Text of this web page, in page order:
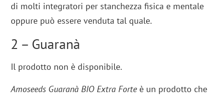
di molti integratori per stanchezza fisica e mentale
oppure può essere venduta tal quale.
2 – Guaranà
Il prodotto non è disponibile.
Amoseeds Guaranà BIO Extra Forteè un prodotto che